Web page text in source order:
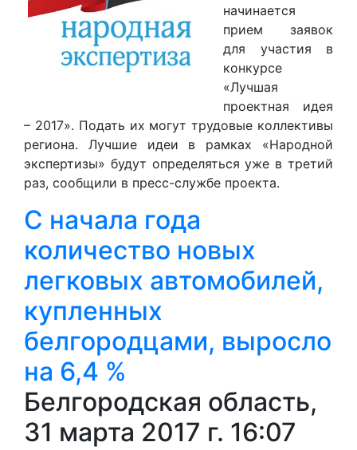
начинается
прием заявок
для участия в
конкурсе
«Лучшая
проектная идея
– 2017». Подать их могут трудовые коллективы
региона. Лучшие идеи в рамках «Народной
экспертизы» будут определяться уже в третий
раз, сообщили в пресс-службе проекта.
С начала года
количество новых
легковых автомобилей,
купленных
белгородцами, выросло
на 6,4 %
Белгородская область,
31 марта 2017 г. 16:07